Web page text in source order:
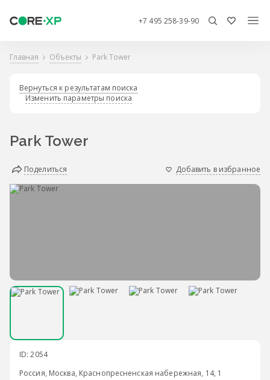
+7 495 258-39-90
Главная Объекты Park Tower
Вернуться к результатам поиска
Изменить параметры поиска
Park Tower
Поделиться Добавить в избранное
ID: 2054
Россия, Москва, Краснопресненская набережная, 14, 1